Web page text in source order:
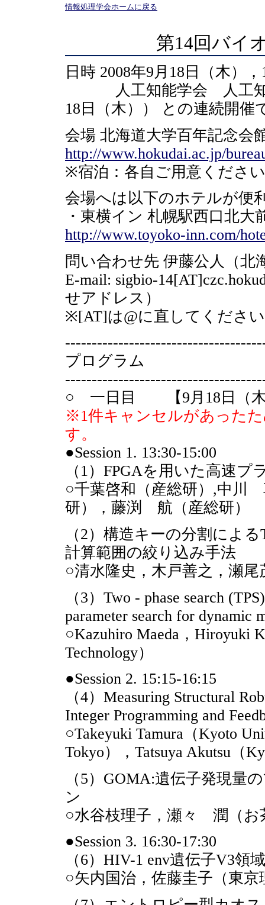
情報処理学会ホームに戻る
第14回バイ
日時 2008年9月18日（木）
人工知能学会 人工知能
18日（木）） との連続開催
会場 北海道大学百年記念会
http://www.hokudai.ac.jp/
※宿泊：各自ご用意くださ
会場へは以下のホテルが便
・東横イン 札幌駅西口北大
http://www.toyoko-inn.com/
問い合わせ先 伊藤公人（北
E-mail: sigbio-
せアドレス）
※[AT]は@に直してくださ
プログラム
○ 一日目 【9月18日（木
※1件キャンセルがあった
す。
●Session 1. 13:30-15:00
（1）FPGAを用いた高速
○千葉啓和（産総研）,中川
研），藤渕 航（産総研）
（2）構造キーの分割によ
計算範囲の絞り込み手法
○清水隆史，木戸善之，瀬
（3）Two - phase search
parameter search for dynamic
○Kazuhiro Maeda，Hiroyuki
Technology）
●Session 2. 15:15-16:15
（4）Measuring Structural
Integer Programming and
○Takeyuki Tamura（Kyoto
Tokyo），Tatsuya Akutsu（
（5）GOMA:遺伝子発現量
ン
○水谷枝理子，瀬々 潤（お
●Session 3. 16:30-17:30
（6）HIV-1 env遺伝子V3領
○矢内国治，佐藤圭子（東京